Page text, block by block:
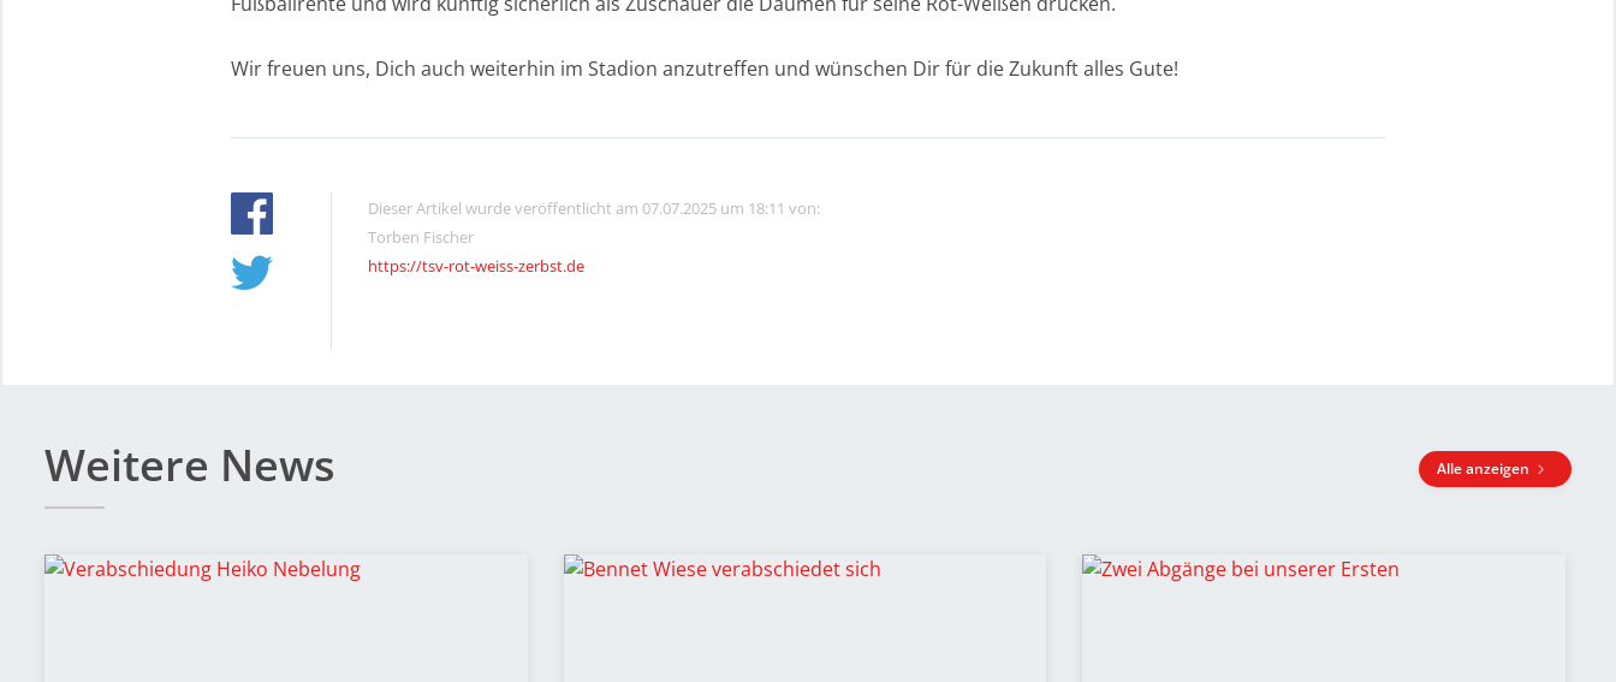
Wir freuen uns, Dich auch weiterhin im Stadion anzutreffen und wünschen Dir für die Zukunft alles Gute!
Dieser Artikel wurde veröffentlicht am 07.07.2025 um 18:11 von:
Torben Fischer
https://tsv-rot-weiss-zerbst.de
Weitere News Alle anzeigen